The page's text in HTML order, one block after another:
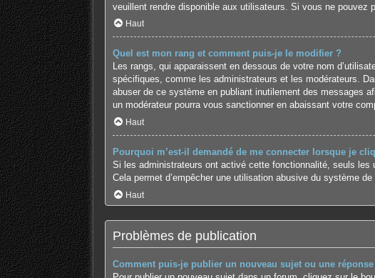
veuillent rendre disponible aux utilisateurs. Si vous ne pouvez
Haut
Quel est mon rang et comment puis-je le modifier ?
Les rangs, qui apparaissent en dessous de votre nom
spécifiques, comme les administrateurs et les modérateurs.
abuser de ce système en publiant inutilement des messages
un modérateur pourra vous sanctionner en abaissant votre
Haut
Pourquoi m’est-il demandé de me connecter lorsque je
Si les administrateurs ont activé cette fonctionnalité, seuls
Cela permet d’empêcher une utilisation abusive du système
Haut
Problèmes de publication
Comment puis-je publier un nouveau sujet ou une réponse